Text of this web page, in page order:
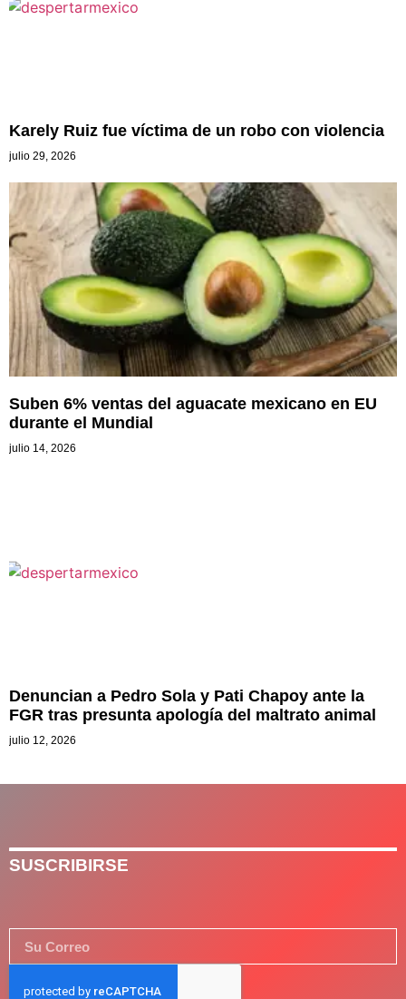
Karely Ruiz fue víctima de un robo con violencia
julio 29, 2026
Suben 6% ventas del aguacate mexicano en EU
durante el Mundial
julio 14, 2026
Denuncian a Pedro Sola y Pati Chapoy ante la
FGR tras presunta apología del maltrato animal
julio 12, 2026
SUSCRIBIRSE